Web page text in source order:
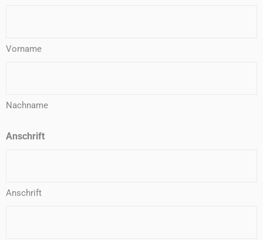
Vorname
Nachname
Anschrift
Anschrift